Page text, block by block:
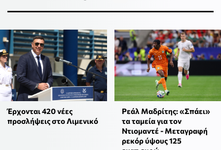
Έρχονται 420 νέες
προσλήψεις στο Λιμενικό
Ρεάλ Μαδρίτης: «Σπάει»
τα ταμεία για τον
Ντιομαντέ - Μεταγραφή
ρεκόρ ύψους 125